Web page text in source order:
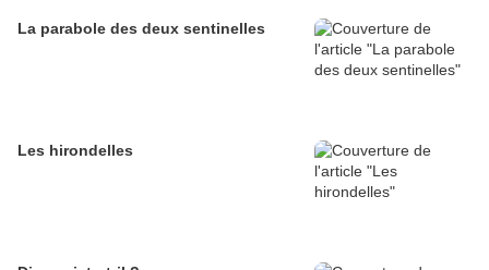
La parabole des deux sentinelles
Les hirondelles